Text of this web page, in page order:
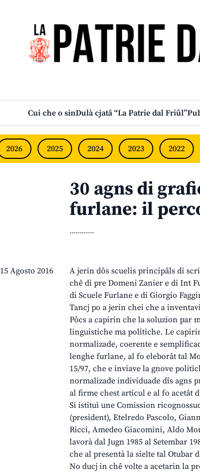
Cui che o sinDulà cjatâ “La Patrie dal Friûl”
2026 2025 2024 2023 2022
30 agns di
furlane: il
............
15 Agosto 2016
A jerin dôs scuelis principâls di
chê di pre Domeni Zanier e di Int
di Scuele Furlane e di Giorgio
Tancj po a jerin chei che a
Pôcs a capirin che la soluzion par
linguistiche ma politiche. Le
normalizade, coerente e
lenghe furlane, al fo eleborât tal
15/97, che e inviave la gnove
normalizade individuade dîs agns
al firme chest articul e al fo acetât
Si istituì une Comission
(president), Etelredo Pascolo,
Ricci, Amedeo Giacomini, Aldo
lavorà dal Jugn 1985 al Setembar
che al presentà la sielte tal Otubar
No ducj in chê volte a acetarin la